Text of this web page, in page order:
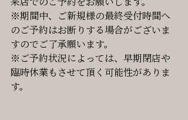
※期間中、ご新規様の最終受付時間へ
のご予約はお断りする場合がございま
すのでご了承願います。
※ご予約状況によっては、早期閉店や
臨時休業もさせて頂く可能性がありま
す。